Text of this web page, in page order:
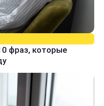
фраз, которые